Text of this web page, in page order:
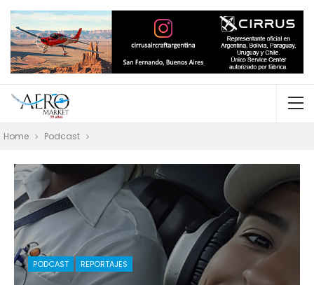
Home Podcast
PODCAST REPORTAJES